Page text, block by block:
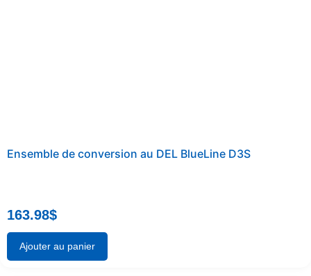
Ensemble de conversion au DEL BlueLine D3S
163.98$
Ajouter au panier